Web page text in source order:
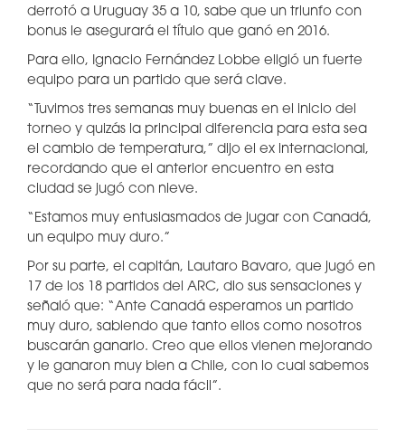
derrotó a Uruguay 35 a 10, sabe que un triunfo con
bonus le asegurará el título que ganó en 2016.
Para ello, Ignacio Fernández Lobbe eligió un fuerte
equipo para un partido que será clave.
“Tuvimos tres semanas muy buenas en el inicio del
torneo y quizás la principal diferencia para esta sea
el cambio de temperatura,” dijo el ex internacional,
recordando que el anterior encuentro en esta
ciudad se jugó con nieve.
“Estamos muy entusiasmados de jugar con Canadá,
un equipo muy duro.”
Por su parte, el capitán, Lautaro Bavaro, que jugó en
17 de los 18 partidos del ARC, dio sus sensaciones y
señaló que: “Ante Canadá esperamos un partido
muy duro, sabiendo que tanto ellos como nosotros
buscarán ganarlo. Creo que ellos vienen mejorando
y le ganaron muy bien a Chile, con lo cual sabemos
que no será para nada fácil”.